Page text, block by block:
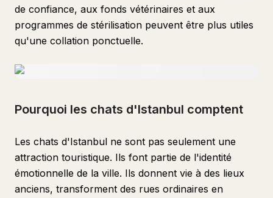
de confiance, aux fonds vétérinaires et aux
programmes de stérilisation peuvent être plus utiles
qu'une collation ponctuelle.
Pourquoi les chats d'Istanbul comptent
Les chats d'Istanbul ne sont pas seulement une
attraction touristique. Ils font partie de l'identité
émotionnelle de la ville. Ils donnent vie à des lieux
anciens, transforment des rues ordinaires en